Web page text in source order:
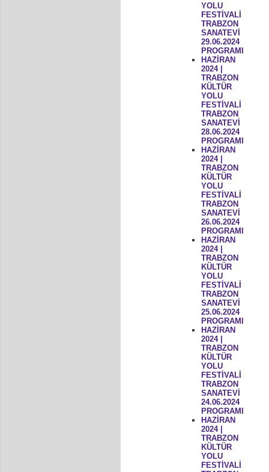
YOLU
FESTİVALİ
TRABZON
SANATEVİ
29.06.2024
PROGRAMI
HAZİRAN
2024 |
TRABZON
KÜLTÜR
YOLU
FESTİVALİ
TRABZON
SANATEVİ
28.06.2024
PROGRAMI
HAZİRAN
2024 |
TRABZON
KÜLTÜR
YOLU
FESTİVALİ
TRABZON
SANATEVİ
26.06.2024
PROGRAMI
HAZİRAN
2024 |
TRABZON
KÜLTÜR
YOLU
FESTİVALİ
TRABZON
SANATEVİ
25.06.2024
PROGRAMI
HAZİRAN
2024 |
TRABZON
KÜLTÜR
YOLU
FESTİVALİ
TRABZON
SANATEVİ
24.06.2024
PROGRAMI
HAZİRAN
2024 |
TRABZON
KÜLTÜR
YOLU
FESTİVALİ